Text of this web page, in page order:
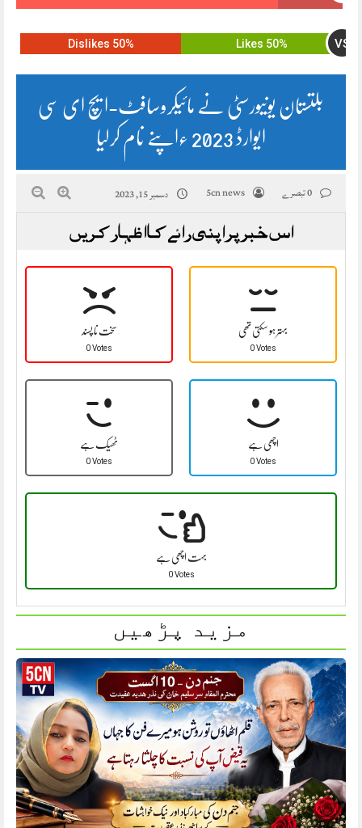
50% Likes VS
50% Dislikes
بلتستان یونیورسٹی نے مائیکروسافٹ-ایچ ای سی
ایوارڈ 2023 ءاپنے نام کرلیا
5cn news دسمبر 15, 2023
اس خبر پر اپنی رائے کا اظہار کریں
سخت نا پسند
0 Votes
بہتر ہو سکتی تھی
0 Votes
ٹھیک ہے
0 Votes
اچھی ہے
0 Votes
بہت اچھی ہے
0 Votes
مزید پڑھیں